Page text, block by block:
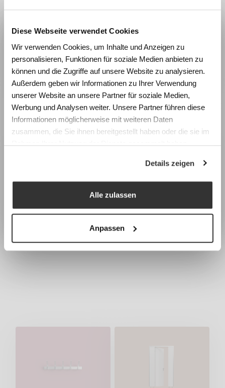
Diese Webseite verwendet Cookies
Wir verwenden Cookies, um Inhalte und Anzeigen zu
personalisieren, Funktionen für soziale Medien anbieten zu
können und die Zugriffe auf unsere Website zu analysieren.
Außerdem geben wir Informationen zu Ihrer Verwendung
unserer Website an unsere Partner für soziale Medien,
Werbung und Analysen weiter. Unsere Partner führen diese
Informationen möglicherweise mit weiteren Daten
zusammen, die Sie ihnen bereitgestellt haben oder die sie im
Rahmen Ihrer Nutzung der Dienste gesammelt haben.
Details zeigen
Alle zulassen
Anpassen
Schirmständer und
Wandschirmhalter
Garderobenschränke
Wie beeinflussen Räume
Lernen und Wohlbefinden?
Erleben Sie die Wirkung von
Raumgestaltung anhand realistischer
Simulationen und gewinnen Sie konkrete
Impulse für die Planung zukunftsfähiger
Lernräume.
Fachtagung Labor Schulraum
Mittwoch, 9. September 2026
Programm & Anmeldung
Earlybird-Preis bis 15. Juli 2026